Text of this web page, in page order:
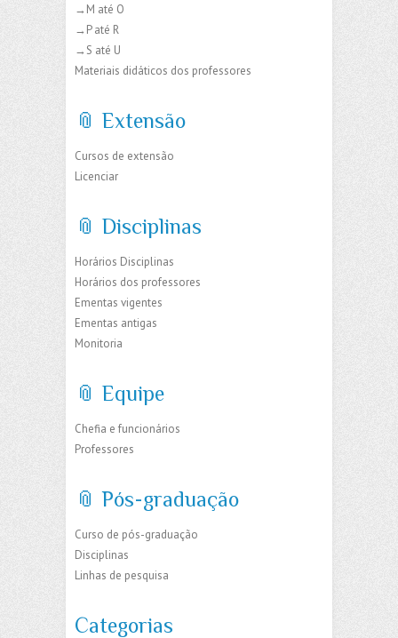
→M até O
→P até R
→S até U
Materiais didáticos dos professores
📎 Extensão
Cursos de extensão
Licenciar
📎 Disciplinas
Horários Disciplinas
Horários dos professores
Ementas vigentes
Ementas antigas
Monitoria
📎 Equipe
Chefia e funcionários
Professores
📎 Pós-graduação
Curso de pós-graduação
Disciplinas
Linhas de pesquisa
Categorias